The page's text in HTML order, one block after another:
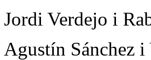
Jordi Verdejo i
Agustín Sánchez i